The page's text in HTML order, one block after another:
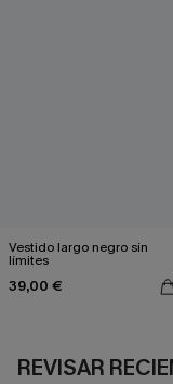
Vestido largo negro sin
límites
39,00 €
REVISAR